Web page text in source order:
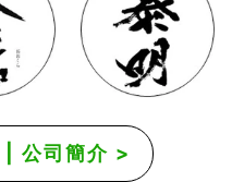
| 公司簡介 >